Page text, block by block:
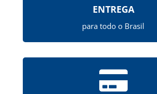
ENTREGA
para todo o Brasil
